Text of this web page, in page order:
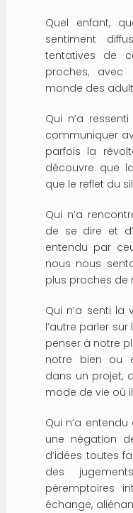
Quel enfant,
sentiment
tentatives de
proches, avec
monde des
Qui n’a
communiquer
parfois la
découvre que
que le reflet du
Qui n’a
de se dire et
entendu par
nous nous
plus proches de
Qui n’a senti la
l’autre parler
penser à notre
notre bien ou
dans un projet,
mode de vie où
Qui n’a
une négation
d’idées toutes
des
péremptoires
échange,